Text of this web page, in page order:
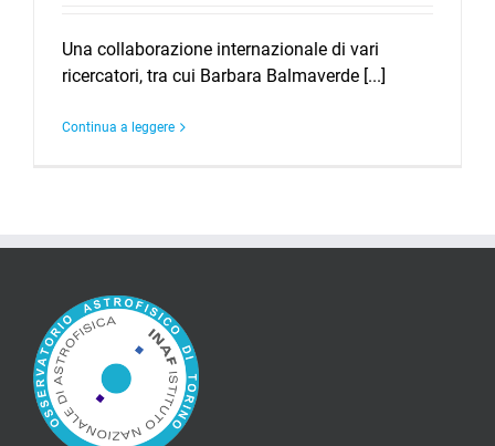
Una collaborazione internazionale di vari
ricercatori, tra cui Barbara Balmaverde [...]
Continua a leggere